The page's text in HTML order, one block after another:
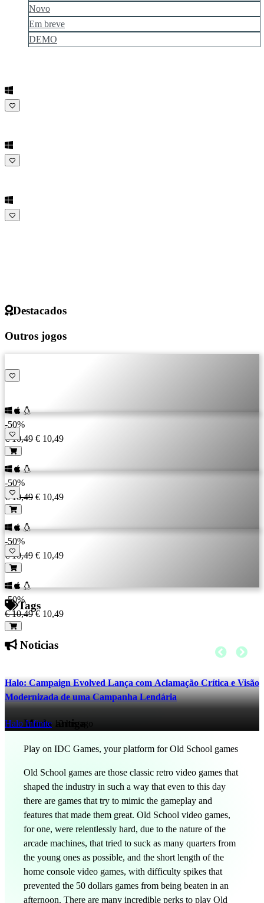
Novo
Em breve
DEMO
Destacados
Outros jogos
-50%
€ 10,49 € 10,49
-50%
€ 10,49 € 10,49
-50%
€ 10,49 € 10,49
-50%
€ 10,49 € 10,49
Tags
Noticias
Halo: Campaign Evolved Lança com Aclamação Crítica e Visão
Modernizada de uma Campanha Lendária
Halo Infinite 12 hrs ago
Moda antiga
Play on IDC Games, your platform for Old School games
Old School games are those classic retro video games that
shaped the industry in such a way that even to this day
there are games that try to mimic the gameplay and
features that made them great. Old School video games,
for one, were relentlessly hard, due to the nature of the
arcade machines, that tried to suck as many quarters from
the young ones as possible, and the short length of the
home console video games, with difficulty spikes that
prevented the 50 dollars games from being beaten in an
afternoon. There are many incredible perks to play Old